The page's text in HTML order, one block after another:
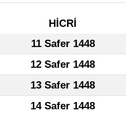
HİCRİ
11 Safer 1448
12 Safer 1448
13 Safer 1448
14 Safer 1448